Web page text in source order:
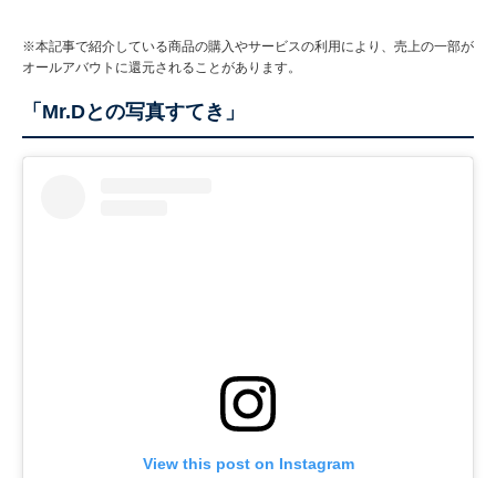
※本記事で紹介している商品の購入やサービスの利用により、売上の一部が
オールアバウトに還元されることがあります。
「Mr.Dとの写真すてき」
View this post on Instagram